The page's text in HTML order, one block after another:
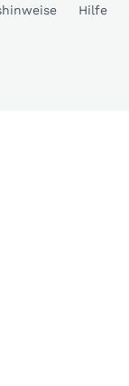
Hilfe